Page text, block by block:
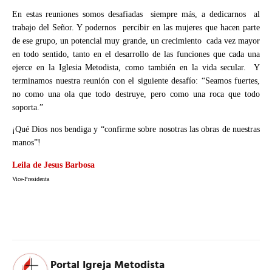
En estas reuniones somos desafiadas siempre más, a dedicarnos al
trabajo del Señor. Y podernos percibir en las mujeres que hacen parte
de ese grupo, un potencial muy grande, un crecimiento cada vez mayor
en todo sentido, tanto en el desarrollo de las funciones que cada una
ejerce en la Iglesia Metodista, como también en la vida secular. Y
terminamos nuestra reunión con el siguiente desafío: “Seamos fuertes,
no como una ola que todo destruye, pero como una roca que todo
soporta.”
¡Qué Dios nos bendiga y “confirme sobre nosotras las obras de nuestras
manos”!
Leila de Jesus Barbosa
Vice-Presidenta
Portal Igreja Metodista